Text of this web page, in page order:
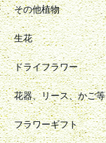
その他植物
生花
ドライフラワー
花器、リース、かご等
フラワーギフト